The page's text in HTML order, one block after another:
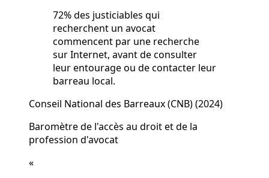
72% des justiciables qui
recherchent un avocat
commencent par une recherche
sur Internet, avant de consulter
leur entourage ou de contacter leur
barreau local.
Conseil National des Barreaux (CNB)(2024)
Baromètre de l'accès au droit et de la
profession d'avocat
«